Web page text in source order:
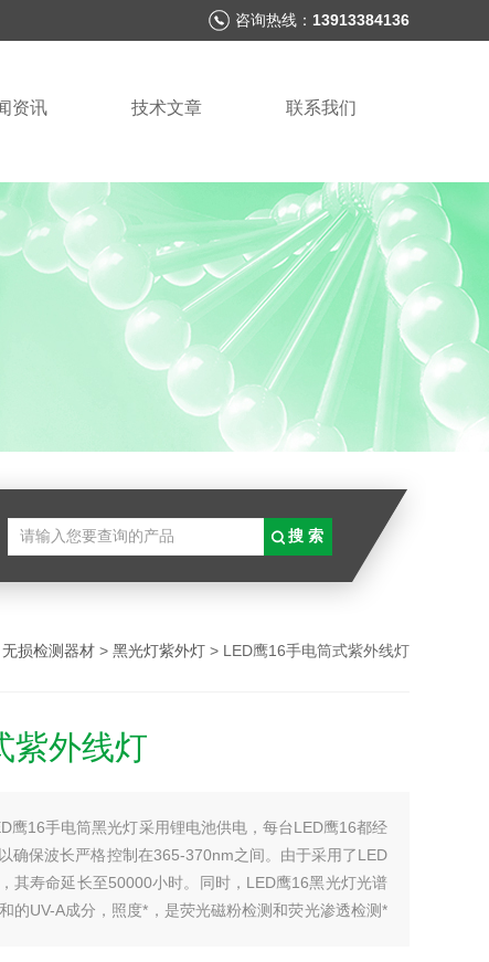
咨询热线： 13913384136
资讯 技术文章 联系我们
无损检测器材 > 黑光灯紫外灯 > LED鹰16手电筒式紫外线灯
紫外线灯
鹰16手电筒黑光灯采用锂电池供电，每台LED鹰16都经
确保波长严格控制在365-370nm之间。由于采用了LED
其寿命延长至50000小时。同时，LED鹰16黑光灯光谱
的UV-A成分，照度*，是荧光磁粉检测和荧光渗透检测*